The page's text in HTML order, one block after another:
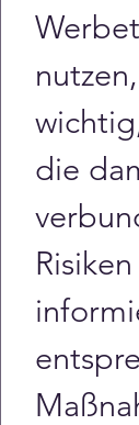
die
Risiken